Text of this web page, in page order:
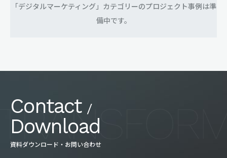
「デジタルマーケティング」カテゴリーのプロジェクト事例は準
備中です。
Contact /
Download
資料ダウンロード・お問い合わせ